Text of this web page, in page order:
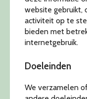
website gebruikt,
activiteit op te
bieden met
internetgebruik.
Doeleinden
We verzamelen